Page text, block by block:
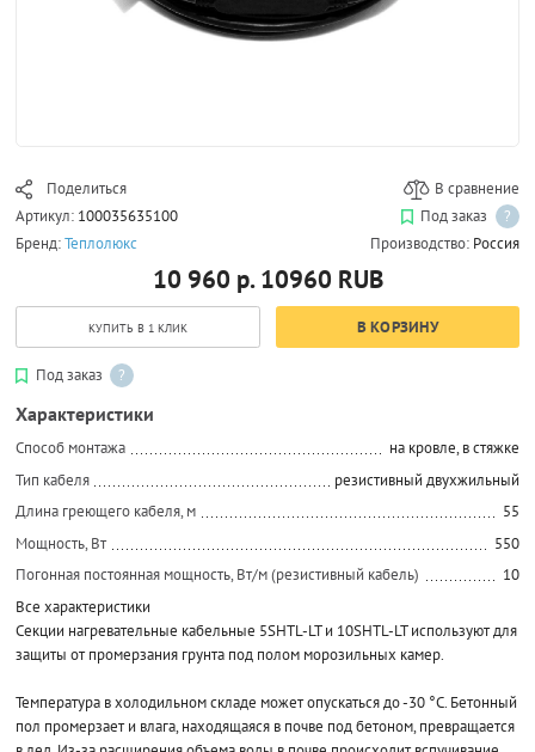
Поделиться
В сравнение
Артикул: 100035635100 Под заказ
?
Бренд:Теплолюкс Производство: Россия
10 960 р. 10960 RUB
КУПИТЬ В 1 КЛИК В КОРЗИНУ
Под заказ ?
Характеристики
Способ монтажа
на кровле, в стяжке
Тип кабеля
резистивный двухжильный
Длина греющего кабеля, м
55
Мощность, Вт
550
Погонная постоянная мощность, Вт/м (резистивный кабель)
10
Все характеристики
Секции нагревательные кабельные 5SHTL-LT и 10SHTL-LT используют для
защиты от промерзания грунта под полом морозильных камер.
Температура в холодильном складе может опускаться до -30 °С. Бетонный
пол промерзает и влага, находящаяся в почве под бетоном, превращается